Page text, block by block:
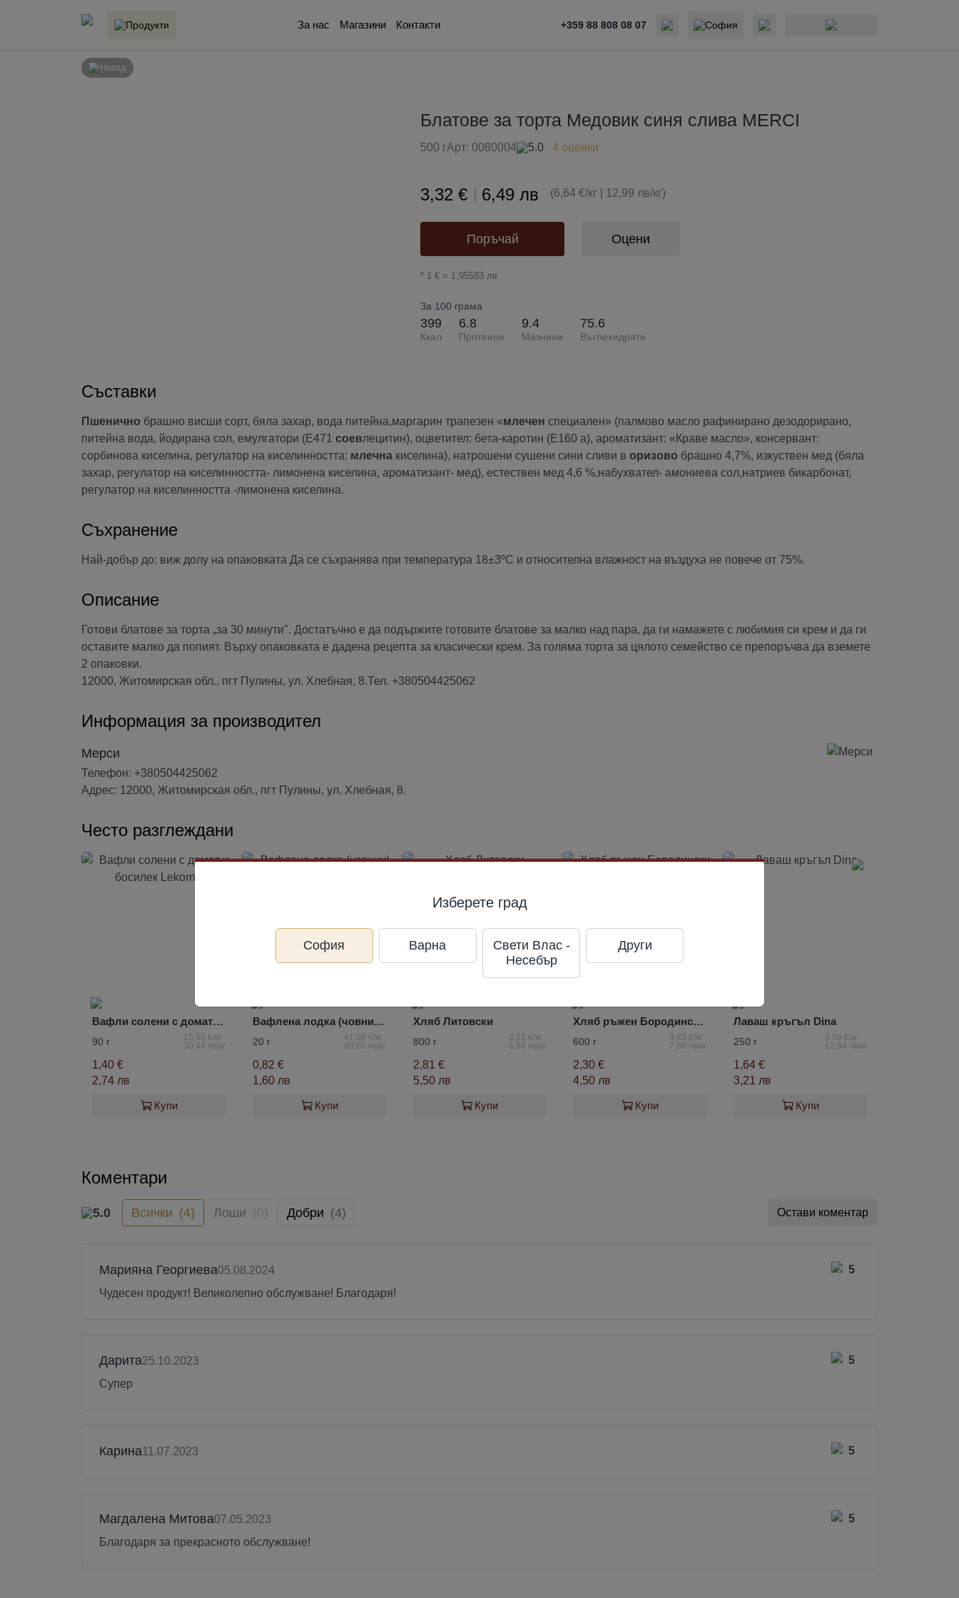
Продукти За нас Магазини Контакти +359 88 808 08 07 София
Назад
Блатове за торта Медовик синя слива MERCI
500 гАрт: 0080004 5.0 4 оценки
3,32 € 6,49 лв (6,64 €/кг | 12,99 лв/кг)
Поръчай Оцени
* 1 € = 1,95583 лв
За 100 грама
399
Ккал
6.8
Протеини
9.4
Мазнини
75.6
Въглехидрати
Съставки
Пшенично брашно висши сорт, бяла захар, вода питейна,маргарин трапезен «млечен специален» (палмово масло рафинирано дезодорирано,
питейна вода, йодирана сол, емулгатори (Е471 соевлецитин), оцветител: бета-каротин (Е160 а), ароматизант: «Краве масло», консервант:
сорбинова киселина, регулатор на киселинността: млечна киселина), натрошени сушени сини сливи в оризово брашно 4,7%, изкуствен мед (бяла
захар, регулатор на киселинността- лимонена киселина, ароматизант- мед), естествен мед 4,6 %,набухвател- амониева сол,натриев бикарбонат,
регулатор на киселинността -лимонена киселина.
Съхранение
Най-добър до: виж долу на опаковката Да се съхранява при температура 18±3ºС и относителна влажност на въздуха не повече от 75%.
Описание
Готови блатове за торта „за 30 минути". Достатъчно е да подържите готовите блатове за малко над пара, да ги намажете с любимия си крем и да ги
оставите малко да попият. Върху опаковката е дадена рецепта за класически крем. За голяма торта за цялото семейство се препоръчва да вземете
2 опаковки.
12000, Житомирская обл., пгт Пулины, ул. Хлебная, 8.Тел. +380504425062
Информация за производител
Мерси
Телефон: +380504425062
Адрес: 12000, Житомирская обл., пгт Пулины, ул. Хлебная, 8.
Често разглеждани
Вафли солени с домат и босилек Lekorna
90 г
15,56 €/кг
30,44 лв/кг
1,40 €
2,74 лв
Купи
Вафлена лодка (човник) Лекорна
20 г
41,00 €/кг
80,00 лв/кг
0,82 €
1,60 лв
Купи
Хляб Литовски
800 г
3,51 €/кг
6,88 лв/кг
2,81 €
5,50 лв
Купи
Хляб ръжен Бородински Eesti Pagar
600 г
3,83 €/кг
7,50 лв/кг
2,30 €
4,50 лв
Купи
Лаваш кръгъл Dina
250 г
6,56 €/кг
12,84 лв/кг
1,64 €
3,21 лв
Купи
Коментари
5.0 Всички (4) Лоши (0) Добри (4) Остави коментар
5
Марияна Георгиева05.08.2024
Чудесен продукт! Великолепно обслужване! Благодаря!
5
Дарита25.10.2023
Супер
5
Карина11.07.2023
5
Магдалена Митова07.05.2023
Благодаря за прекрасното обслужване!
Изберете град
София Варна
Свети Влас -
Несебър
Други